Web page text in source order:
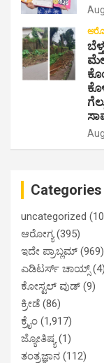
Categories
uncategorized
ಆರೋಗ್ಯ(395)
ಇದೇ ಪ್ರಾಬ್ಲಮ್ (969)
ಎಡಿಟರ್ಸ್ ಚಾಯ್ಸ್(4)
ಕೋಸ್ಟಲ್ ವುಡ್ (9)
ಕ್ರೀಡೆ (86)
ಕ್ರೈಂ (1,917)
ಜ್ಯೋತಿಷ್ಯ(1)
ತಂತ್ರಜ್ಞಾನ (112)